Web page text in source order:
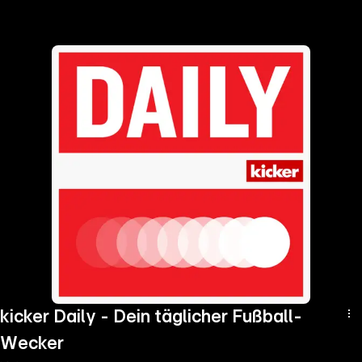
kicker Daily - Dein täglicher Fußball-
Wecker